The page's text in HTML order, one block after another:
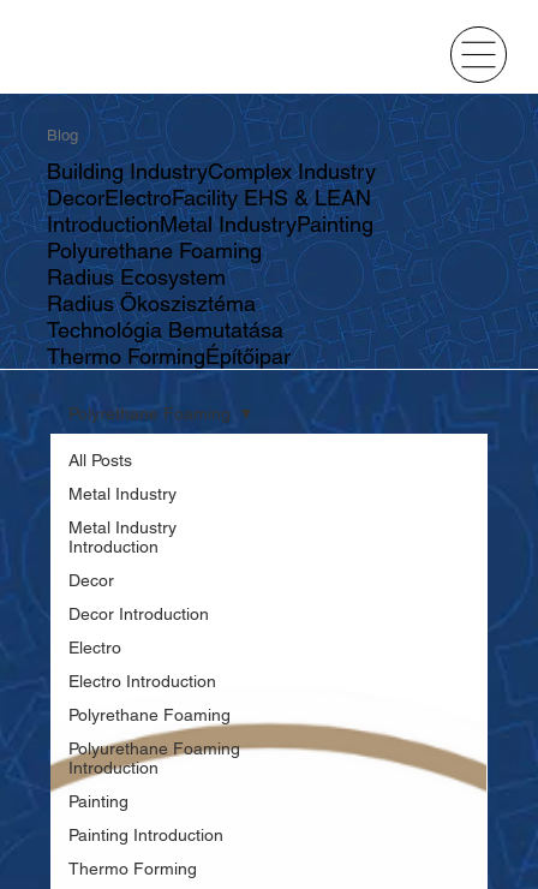
All Posts
Metal Industry
Metal Industry
Introduction
Decor
Decor Introduction
Electro
Electro Introduction
Polyrethane Foaming
Polyurethane Foaming
Introduction
Painting
Painting Introduction
Thermo Forming
Polyrethane Foaming
Blog
Building IndustryComplex Industry
DecorElectroFacility EHS & LEAN
IntroductionMetal IndustryPainting
Polyurethane Foaming
Radius Ecosystem
Radius Ökoszisztéma
Technológia Bemutatása
Thermo FormingÉpítőipar